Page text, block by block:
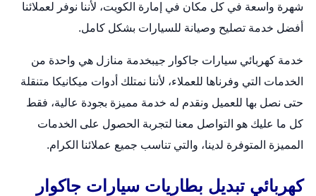
شهرة واسعة في كل مكان في إمارة الكويت، لأننا نوفر لعملائنا
أفضل خدمة تصليح وصيانة للسيارات بشكل كامل.
خدمة كهربائي سيارات جاكوار جيبخدمة منازل هي واحدة من
الخدمات التي وفرناها للعملاء، لأننا نمتلك أدوات ميكانيكا متنقلة
حتى نصل بها للعميل ونقدم له خدمة مميزة بجودة عالية، فقط
كل ما عليك هو التواصل معنا لتجربة الحصول على الخدمات
المميزة المتوفرة لدينا، والتي تناسب جميع عملائنا الكرام.
كهربائي تبديل بطاريات سيارات جاكوار